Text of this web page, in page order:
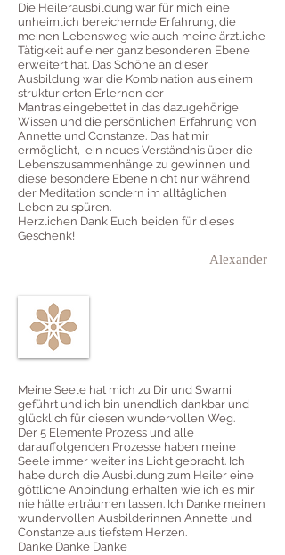
Die Heilerausbildung war für mich eine
unheimlich bereichernde Erfahrung, die
meinen Lebensweg wie auch meine ärztliche
Tätigkeit auf einer ganz besonderen Ebene
erweitert hat. Das Schöne an dieser
Ausbildung war die Kombination aus einem
strukturierten Erlernen der
Mantras eingebettet in das dazugehörige
Wissen und die persönlichen Erfahrung von
Annette und Constanze. Das hat mir
ermöglicht, ein neues Verständnis über die
Lebenszusammenhänge zu gewinnen und
diese besondere Ebene nicht nur während
der Meditation sondern im alltäglichen
Leben zu spüren.
Herzlichen Dank Euch beiden für dieses
Geschenk!
Alexander
Meine Seele hat mich zu Dir und Swami
geführt und ich bin unendlich dankbar und
glücklich für diesen wundervollen Weg.
Der 5 Elemente Prozess und alle
darauffolgenden Prozesse haben meine
Seele immer weiter ins Licht gebracht. Ich
habe durch die Ausbildung zum Heiler eine
göttliche Anbindung erhalten wie ich es mir
nie hätte erträumen lassen. Ich Danke meinen
wundervollen Ausbilderinnen Annette und
Constanze aus tiefstem Herzen.
Danke Danke Danke